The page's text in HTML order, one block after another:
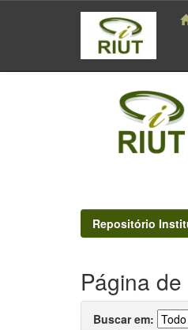
navigation
Repositório
Página
Buscar em: